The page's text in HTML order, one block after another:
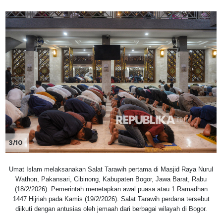
3/10
Umat Islam melaksanakan Salat Tarawih pertama di Masjid Raya Nurul
Wathon, Pakansari, Cibinong, Kabupaten Bogor, Jawa Barat, Rabu
(18/2/2026). Pemerintah menetapkan awal puasa atau 1 Ramadhan
1447 Hijriah pada Kamis (19/2/2026). Salat Tarawih perdana tersebut
diikuti dengan antusias oleh jemaah dari berbagai wilayah di Bogor.